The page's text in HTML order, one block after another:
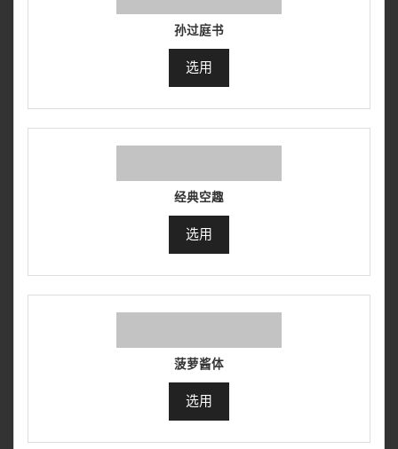
孙过庭书
选用
经典空趣
选用
菠萝酱体
选用